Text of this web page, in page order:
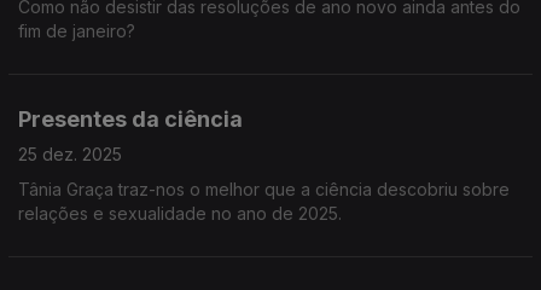
Como não desistir das resoluções de ano novo ainda antes do
fim de janeiro?
Presentes da ciência
25 dez. 2025
Tânia Graça traz-nos o melhor que a ciência descobriu sobre
relações e sexualidade no ano de 2025.